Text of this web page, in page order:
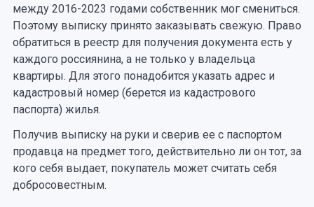
между 2016-2023 годами собственник мог смениться.
Поэтому выписку принято заказывать свежую. Право
обратиться в реестр для получения документа есть у
каждого россиянина, а не только у владельца
квартиры. Для этого понадобится указать адрес и
кадастровый номер (берется из кадастрового
паспорта) жилья.
Получив выписку на руки и сверив ее с паспортом
продавца на предмет того, действительно ли он тот, за
кого себя выдает, покупатель может считать себя
добросовестным.